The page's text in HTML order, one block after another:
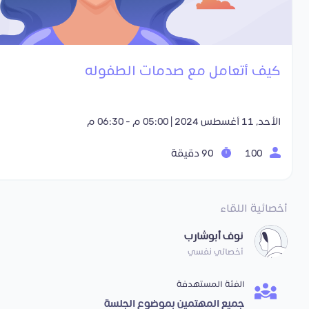
كيف أتعامل مع صدمات الطفوله
الأحد, 11 أغسطس 2024 | 05:00 م - 06:30 م
أخصائية اللقاء
نوف أبوشارب
أخصائي نفسي
الفئة المستهدفة
جميع المهتمين بموضوع الجلسة